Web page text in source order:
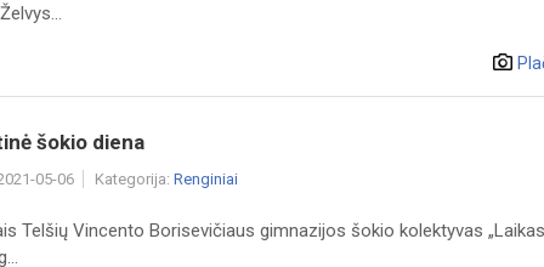
šokio diena
05-06 Kategorija: Renginiai
Telšių Vincento Borisevičiaus gimnazijos šokio kolektyvas